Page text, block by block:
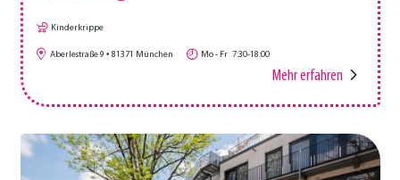
Kinderkrippe
Aberlestraße 9 81371 München Mo - Fr 7:30-18:00
Mehr erfahren